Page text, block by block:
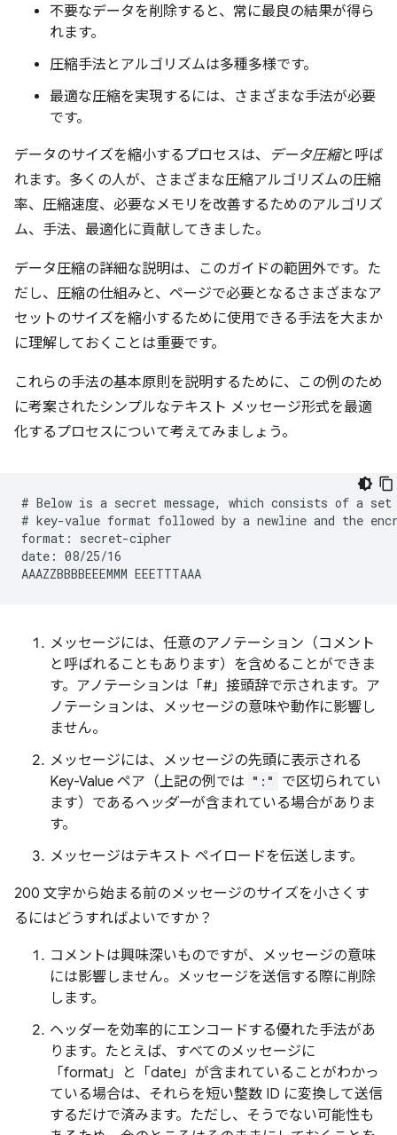
不要なデータを削除すると、常に最良の結果が得ら
れます。
圧縮手法とアルゴリズムは多種多様です。
最適な圧縮を実現するには、さまざまな手法が必要
です。
データのサイズを縮小するプロセスは、 データ圧縮と呼ば
れます。多くの人が、さまざまな圧縮アルゴリズムの圧縮
率、圧縮速度、必要なメモリを改善するためのアルゴリズ
ム、手法、最適化に貢献してきました。
データ圧縮の詳細な説明は、このガイドの範囲外です。た
だし、圧縮の仕組みと、ページで必要となるさまざまなア
セットのサイズを縮小するために使用できる手法を大まか
に理解しておくことは重要です。
これらの手法の基本原則を説明するために、この例のため
に考案されたシンプルなテキスト メッセージ形式を最適
化するプロセスについて考えてみましょう。
# Below is a secret message, which consists of a
# key-value format followed by a newline and the
format: secret-cipher
date: 08/25/16
メッセージには、任意のアノテーション（コメント
と呼ばれることもあります）を含めることができま
す。アノテーションは「#」接頭辞で示されます。 ア
ノテーションは、メッセージの意味や動作に影響し
ません。
メッセージには、メッセージの先頭に表示される
Key-Value ペア（上記の例では ":"
で区切られてい
ます）である ヘッダーが含まれている場合がありま
す。
メッセージはテキスト ペイロードを伝送します。
200 文字から始まる前のメッセージのサイズを小さくす
るにはどうすればよいですか？
コメントは興味深いものですが、メッセージの意味
には影響しません。メッセージを送信する際に削除
します。
ヘッダーを効率的にエンコードする優れた手法があ
ります。たとえば、すべてのメッセージに
「format」と「date」が含まれていることがわかっ
ている場合は、それらを短い整数 ID に変換して送信
するだけで済みます。ただし、そうでない可能性も